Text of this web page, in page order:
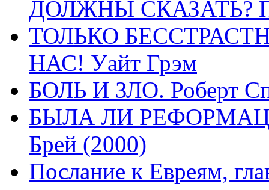
ДОЛЖНЫ СКАЗАТЬ?
ТОЛЬКО
НАС! Уайт Грэм
БОЛЬ И ЗЛО. Роберт
БЫЛА ЛИ
Брей (2000)
Послание к Евреям,